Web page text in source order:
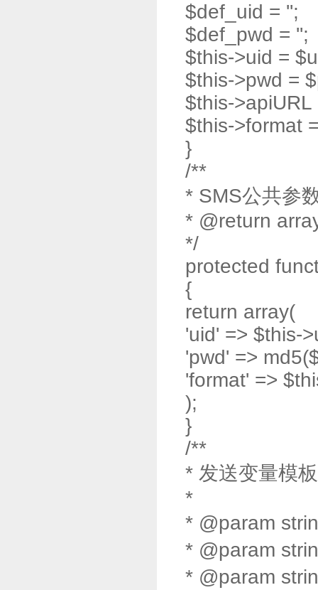
$def_uid = '';
$def_pwd = '';
$this->uid =
$this->pwd =
$this-
$this->format
}
/**
* SMS公共参
* @return
*/
protected
{
return array(
'uid' => $this-
'pwd' =>
'format' =>
);
}
/**
* 发送变量模
*
* @param
* @param
* @param